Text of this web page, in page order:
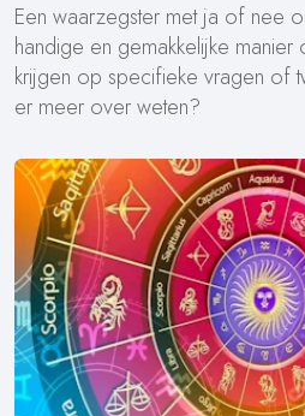
Een waarzegster met ja of nee
handige en gemakkelijke
krijgen op specifieke vragen of
er meer over weten?